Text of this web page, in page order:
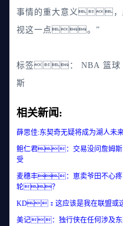
事情的重大意义，
视这一点。”
标签： NBA 篮球
斯
相关新闻:
薛思佳:东契奇无疑将成为湖人未
鲍仁君：交易没问詹姆斯
受
麦穗丰：崽卖爷田不心疼
轮？
KD：这应该是我在联盟或
美记：独行侠在任何涉及东